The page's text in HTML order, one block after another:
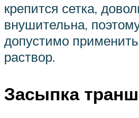
крепится сетка,
внушительна,
допустимо
раствор.
Засыпка